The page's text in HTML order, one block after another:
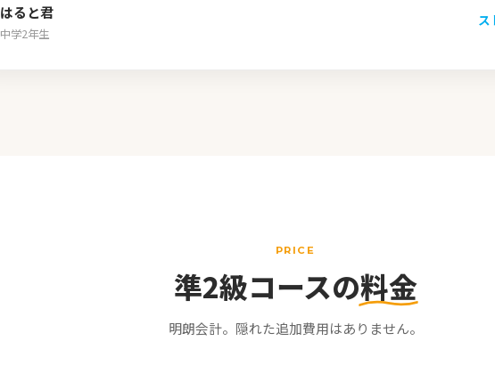
はると君
中学2年生
ス
PRICE
準2級コースの料金
明朗会計。隠れた追加費用はありません。